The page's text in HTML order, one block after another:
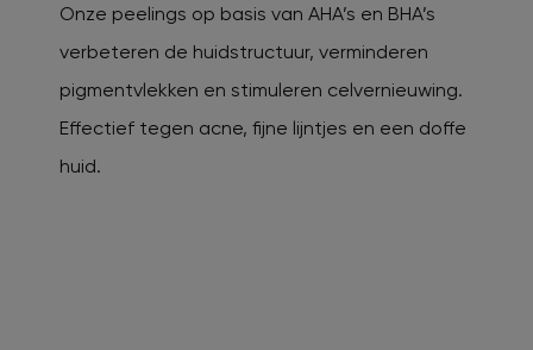
Onze peelings op basis van AHA’s en BHA’s
verbeteren de huidstructuur, verminderen
pigmentvlekken en stimuleren celvernieuwing.
Effectief tegen acne, fijne lijntjes en een doffe
huid.